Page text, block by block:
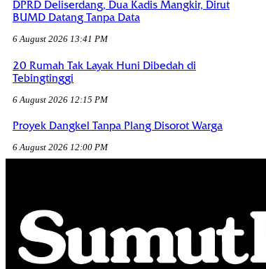
DPRD Deliserdang, Dua Kadis Mangkir, Dirut
BUMD Datang Tanpa Data
6 August 2026 13:41 PM
20 Rumah Tak Layak Huni Dibedah di
Tebingtinggi
6 August 2026 12:15 PM
Proyek Dangkel Tanpa Plang Disorot Warga
6 August 2026 12:00 PM